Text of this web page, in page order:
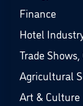
Finance
Hotel
Trade
Agricultural
Art & Culture